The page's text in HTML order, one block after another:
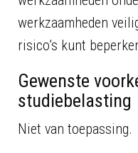
werkzaamheden
risico’s kunt
Gewenste
studiebelasting
Niet van toepassing.